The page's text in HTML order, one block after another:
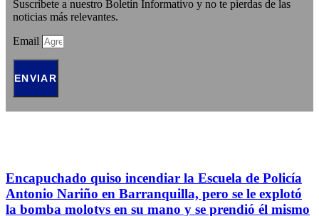
Suscríbete a nuestro Boletín Informativo y no te pierdas de las
noticias más relevantes.
Email
ENVIAR
Encapuchado quiso incendiar la Escuela de Policía
Antonio Nariño en Barranquilla, pero se le explotó
la bomba molotvs en su mano y se prendió él mismo